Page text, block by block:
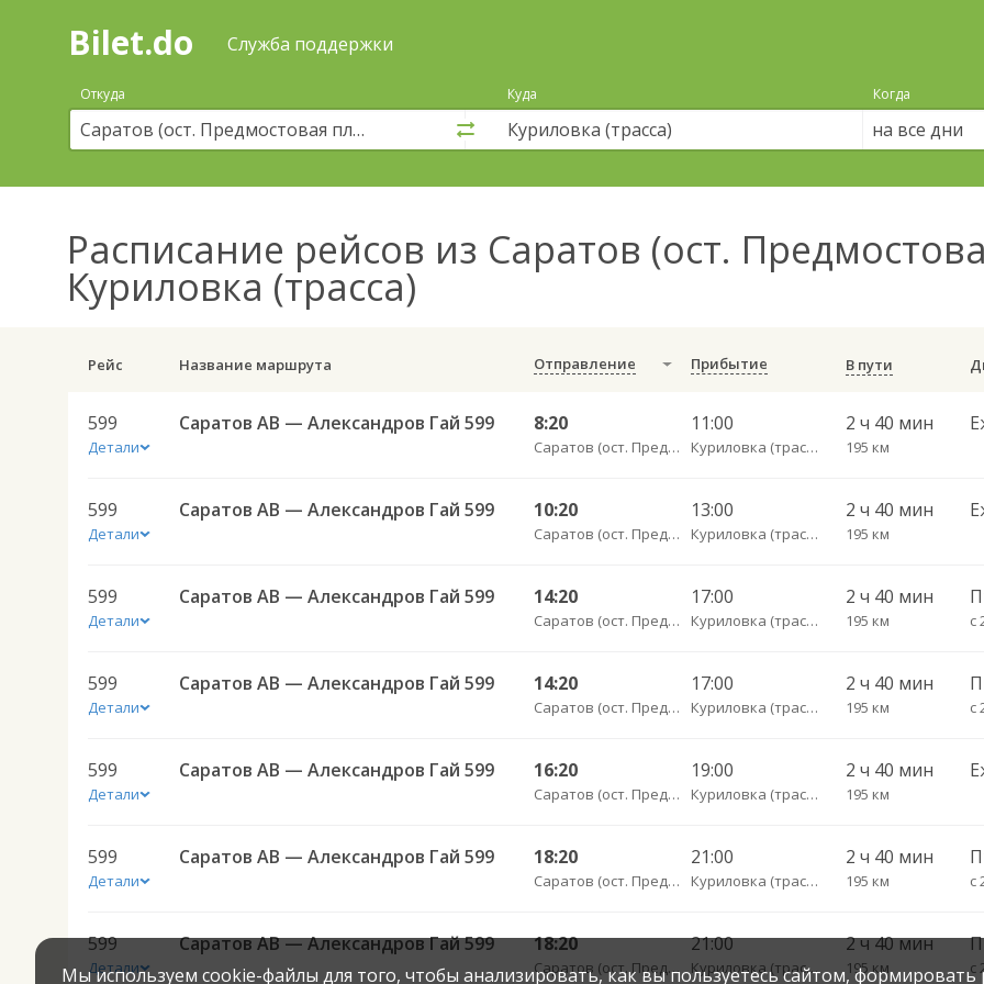
Поиск
покупка
билетов
автобус
онлайн
Bilet.do Служба поддержки
Откуда Куда Когда
на все дни
Расписание рейсов из Саратов (ост.
Куриловка (трасса)
Рейс Название маршрута Отправление Прибытие В пути
599
Детали
Саратов АВ — Александров Гай 599 8:20
Саратов (ост. Предмостовая площадь)
11:00
Куриловка (трасса)
2 ч 40 мин
195 км
599
Детали
Саратов АВ — Александров Гай 599 10:20
Саратов (ост. Предмостовая площадь)
13:00
Куриловка (трасса)
2 ч 40 мин
195 км
599
Детали
Саратов АВ — Александров Гай 599 14:20
Саратов (ост. Предмостовая площадь)
17:00
Куриловка (трасса)
2 ч 40 мин
195 км с
599
Детали
Саратов АВ — Александров Гай 599 14:20
Саратов (ост. Предмостовая площадь)
17:00
Куриловка (трасса)
2 ч 40 мин
195 км с
599
Детали
Саратов АВ — Александров Гай 599 16:20
Саратов (ост. Предмостовая площадь)
19:00
Куриловка (трасса)
2 ч 40 мин
195 км
599
Детали
Саратов АВ — Александров Гай 599 18:20
Саратов (ост. Предмостовая площадь)
21:00
Куриловка (трасса)
2 ч 40 мин
195 км с
599
Детали
Саратов АВ — Александров Гай 599 18:20
Саратов (ост. Предмостовая площадь)
21:00
Куриловка (трасса)
2 ч 40 мин
195 км с
Мы используем cookie-файлы для того, чтобы анализировать, как вы пользуетесь сайтом,